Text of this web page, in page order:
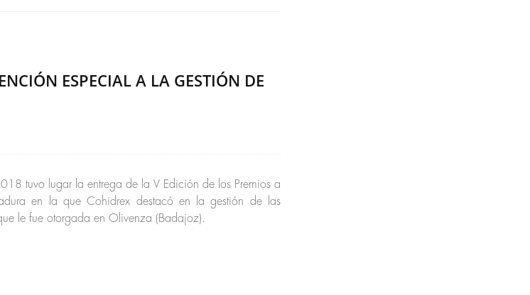
ESPECIAL A LA GESTIÓN DE
tuvo lugar la entrega de la V Edición de los Premios a
en la que Cohidrex destacó en la gestión de las
le fue otorgada en Olivenza (Badajoz).